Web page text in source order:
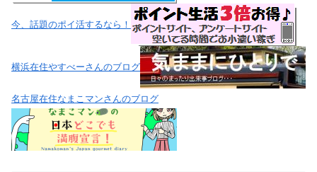
今、話題のポイ活するなら！
横浜在住やすべーさんのブログ
名古屋在住なまこマンさんのブログ